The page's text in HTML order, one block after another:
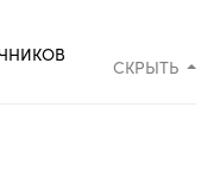
СКРЫТЬ